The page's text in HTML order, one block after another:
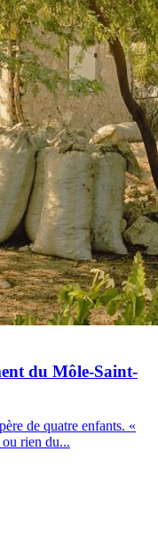
du Môle-Saint-
de quatre enfants. «
rien du...